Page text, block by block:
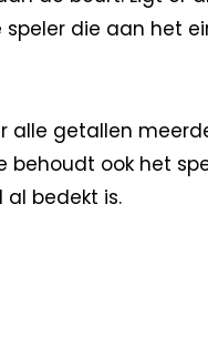
die aan het
alle getallen
behoudt ook het
bedekt is.